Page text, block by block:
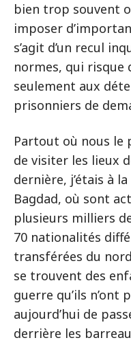
bien trop souvent
imposer
s’agit d’un recul
normes, qui
seulement aux
prisonniers de
Partout où nous le
de visiter les lieux
dernière, j’étais à
Bagdad, où sont
plusieurs milliers
70 nationalités
transférées du
se trouvent des
guerre qu’ils n’ont
aujourd’hui de
derrière les